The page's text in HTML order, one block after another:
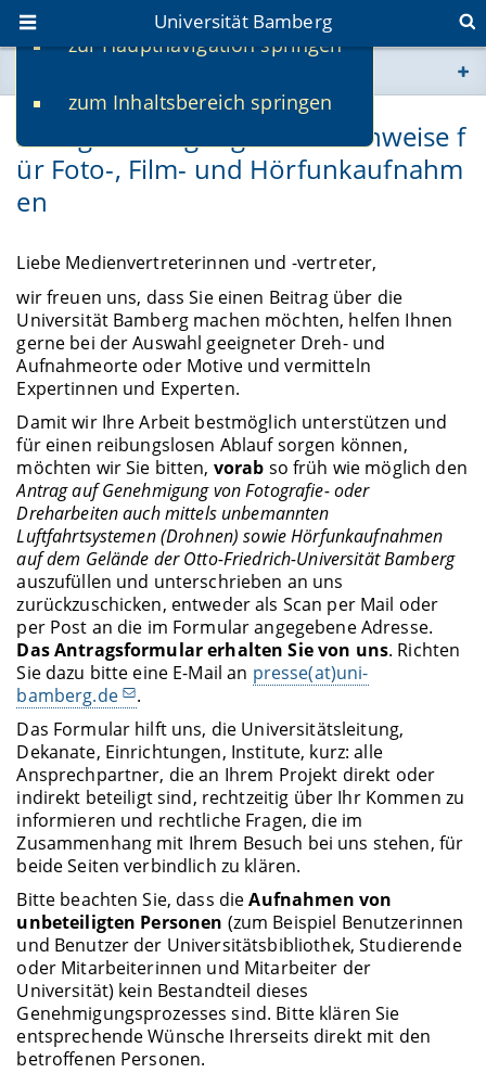
zur Hauptnavigation springen
zum Inhaltsbereich springen
Universität Bamberg
www.uni-bamberg.de
univis.uni-bamberg.de
Drehgenehmigungen und Hinweise f
ür Foto-, Film- und Hörfunkaufnahm
en
Liebe Medienvertreterinnen und -vertreter,
wir freuen uns, dass Sie einen Beitrag über die
Universität Bamberg machen möchten, helfen Ihnen
gerne bei der Auswahl geeigneter Dreh- und
Aufnahmeorte oder Motive und vermitteln
Expertinnen und Experten.
Damit wir Ihre Arbeit bestmöglich unterstützen und
für einen reibungslosen Ablauf sorgen können,
möchten wir Sie bitten, vorab so früh wie möglich den
Antrag auf Genehmigung von Fotografie- oder
Dreharbeiten auch mittels unbemannten
Luftfahrtsystemen (Drohnen) sowie Hörfunkaufnahmen
auf dem Gelände der Otto-Friedrich-Universität Bamberg
auszufüllen und unterschrieben an uns
zurückzuschicken, entweder als Scan per Mail oder
per Post an die im Formular angegebene Adresse.
Das Antragsformular erhalten Sie von uns. Richten
Sie dazu bitte eine E-Mail an presse(at)uni-
bamberg.de
.
Das Formular hilft uns, die Universitätsleitung,
Dekanate, Einrichtungen, Institute, kurz: alle
Ansprechpartner, die an Ihrem Projekt direkt oder
indirekt beteiligt sind, rechtzeitig über Ihr Kommen zu
informieren und rechtliche Fragen, die im
Zusammenhang mit Ihrem Besuch bei uns stehen, für
beide Seiten verbindlich zu klären.
Bitte beachten Sie, dass dieAufnahmen von
unbeteiligten Personen (zum Beispiel Benutzerinnen
und Benutzer der Universitätsbibliothek, Studierende
oder Mitarbeiterinnen und Mitarbeiter der
Universität) kein Bestandteil dieses
Genehmigungsprozesses sind. Bitte klären Sie
entsprechende Wünsche Ihrerseits direkt mit den
betroffenen Personen.